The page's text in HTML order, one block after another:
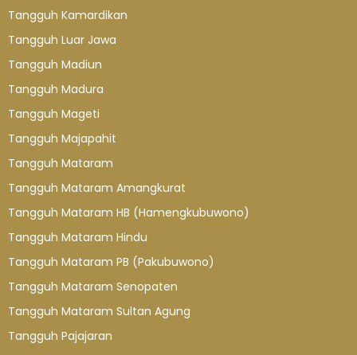
Tangguh Kamardikan
Tangguh Luar Jawa
Tangguh Madiun
Tangguh Madura
Tangguh Mageti
Tangguh Majapahit
Tangguh Mataram
Tangguh Mataram Amangkurat
Tangguh Mataram HB (Hamengkubuwono)
Tangguh Mataram Hindu
Tangguh Mataram PB (Pakubuwono)
Tangguh Mataram Senopaten
Tangguh Mataram Sultan Agung
Tangguh Pajajaran